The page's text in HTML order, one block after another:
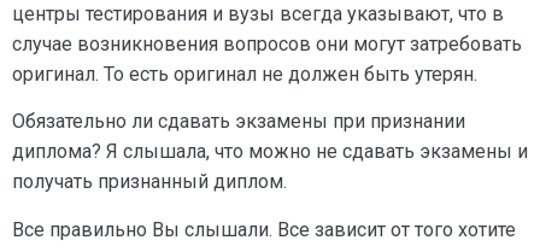
центры тестирования и вузы всегда указывают, что в
случае возникновения вопросов они могут затребовать
оригинал. То есть оригинал не должен быть утерян.
Обязательно ли сдавать экзамены при признании
диплома? Я слышала, что можно не сдавать экзамены и
получать признанный диплом.
Все правильно Вы слышали. Все зависит от того хотите